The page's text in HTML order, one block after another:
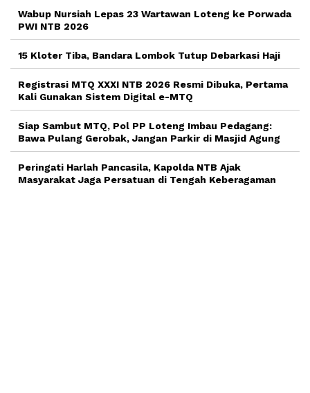
Wabup Nursiah Lepas 23 Wartawan Loteng ke Porwada
PWI NTB 2026
15 Kloter Tiba, Bandara Lombok Tutup Debarkasi Haji
Registrasi MTQ XXXI NTB 2026 Resmi Dibuka, Pertama
Kali Gunakan Sistem Digital e-MTQ
Siap Sambut MTQ, Pol PP Loteng Imbau Pedagang:
Bawa Pulang Gerobak, Jangan Parkir di Masjid Agung
Peringati Harlah Pancasila, Kapolda NTB Ajak
Masyarakat Jaga Persatuan di Tengah Keberagaman